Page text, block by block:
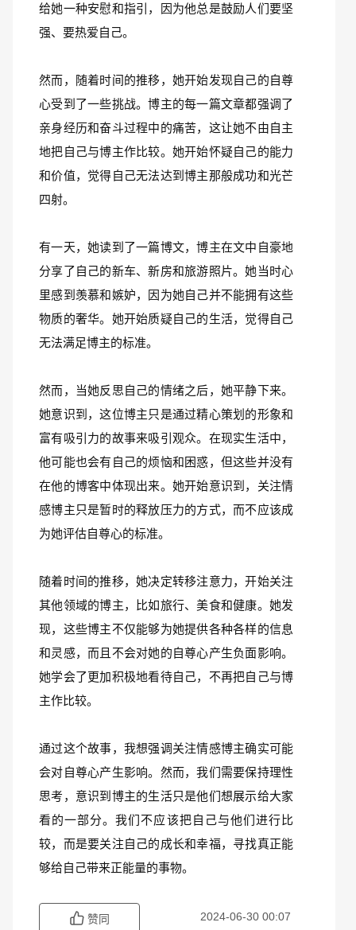
给她一种安慰和指引，因为他总是鼓励人们要坚
强、要热爱自己。
然而，随着时间的推移，她开始发现自己的自尊
心受到了一些挑战。博主的每一篇文章都强调了
亲身经历和奋斗过程中的痛苦，这让她不由自主
地把自己与博主作比较。她开始怀疑自己的能力
和价值，觉得自己无法达到博主那般成功和光芒
四射。
有一天，她读到了一篇博文，博主在文中自豪地
分享了自己的新车、新房和旅游照片。她当时心
里感到羡慕和嫉妒，因为她自己并不能拥有这些
物质的奢华。她开始质疑自己的生活，觉得自己
无法满足博主的标准。
然而，当她反思自己的情绪之后，她平静下来。
她意识到，这位博主只是通过精心策划的形象和
富有吸引力的故事来吸引观众。在现实生活中，
他可能也会有自己的烦恼和困惑，但这些并没有
在他的博客中体现出来。她开始意识到，关注情
感博主只是暂时的释放压力的方式，而不应该成
为她评估自尊心的标准。
随着时间的推移，她决定转移注意力，开始关注
其他领域的博主，比如旅行、美食和健康。她发
现，这些博主不仅能够为她提供各种各样的信息
和灵感，而且不会对她的自尊心产生负面影响。
她学会了更加积极地看待自己，不再把自己与博
主作比较。
通过这个故事，我想强调关注情感博主确实可能
会对自尊心产生影响。然而，我们需要保持理性
思考，意识到博主的生活只是他们想展示给大家
看的一部分。我们不应该把自己与他们进行比
较，而是要关注自己的成长和幸福，寻找真正能
够给自己带来正能量的事物。
赞同 2024-06-30 00:07